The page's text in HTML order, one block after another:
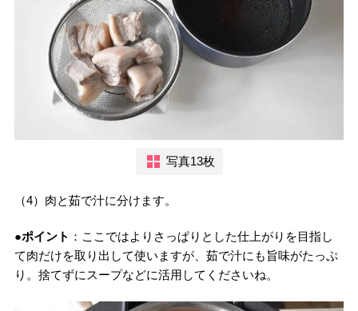
写真13枚
（4）肉と茹で汁に分けます。
●ポイント ：ここではよりさっぱりとした仕上がりを目指し
て肉だけを取り出して使いますが、茹で汁にも旨味がたっぷ
り。捨てずにスープなどに活用してくださいね。